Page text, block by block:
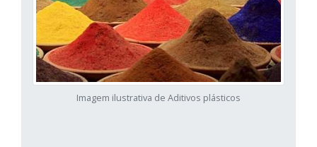
Imagem ilustrativa de Aditivos plásticos